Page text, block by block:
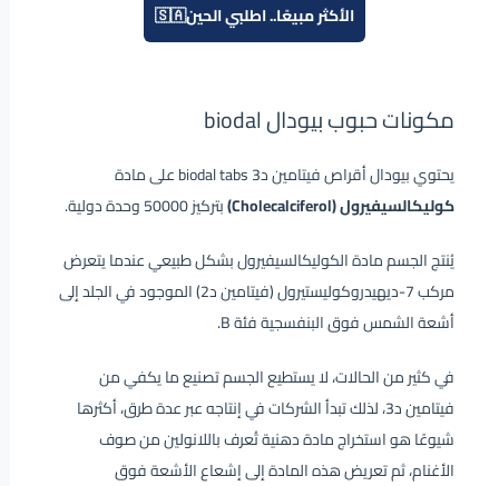
الأكثر مبيعًا.. اطلبي الحين🇸🇦
مكونات حبوب بيودال biodal
يحتوي بيودال أقراص فيتامين د3 biodal tabs على مادة
كوليكالسيفيرول (Cholecalciferol)
بتركيز 50000 وحدة دولية.
يُنتج الجسم مادة الكوليكالسيفيرول بشكل طبيعي عندما يتعرض
مركب 7-ديهيدروكوليستيرول (فيتامين د2) الموجود في الجلد إلى
أشعة الشمس فوق البنفسجية فئة B.
في كثير من الحالات، لا يستطيع الجسم تصنيع ما يكفي من
فيتامين د3، لذلك تبدأ الشركات في إنتاجه عبر عدة طرق، أكثرها
شيوعًا هو استخراج مادة دهنية تُعرف باللانولين من صوف
الأغنام، ثم تعريض هذه المادة إلى إشعاع الأشعة فوق